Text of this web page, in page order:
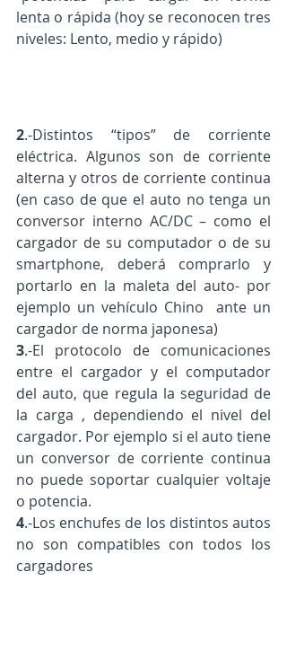
lenta o rápida (hoy se reconocen tres
niveles: Lento, medio y rápido)
2.-Distintos “tipos” de corriente
eléctrica. Algunos son de corriente
alterna y otros de corriente continua
(en caso de que el auto no tenga un
conversor interno AC/DC – como el
cargador de su computador o de su
smartphone, deberá comprarlo y
portarlo en la maleta del auto- por
ejemplo un vehículo Chino  ante un
cargador de norma japonesa)
3.-El protocolo de comunicaciones
entre el cargador y el computador
del auto, que regula la seguridad de
la carga , dependiendo el nivel del
cargador. Por ejemplo si el auto tiene
un conversor de corriente continua
no puede soportar cualquier voltaje
o potencia.
4.-Los enchufes de los distintos autos
no son compatibles con todos los
cargadores